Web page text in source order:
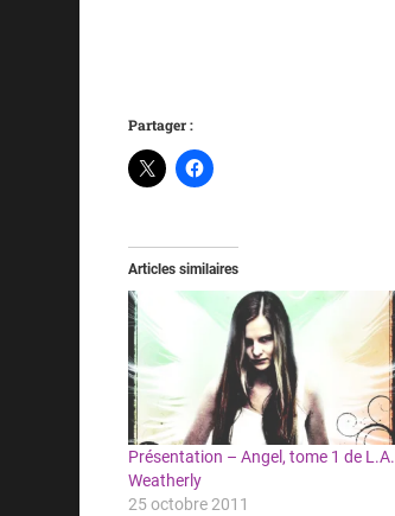
Partager :
Articles similaires
Présentation – Angel, tome 1 de L.A.
Weatherly
25 octobre 2011